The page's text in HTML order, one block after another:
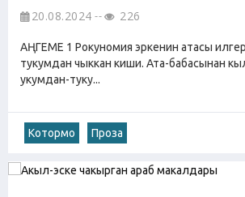
20.08.2024 226
АҢГЕМЕ 1 Рокуномия эркенин атасы
тукумдан чыккан киши. Ата-бабасынан
укумдан-туку...
Котормо Проза